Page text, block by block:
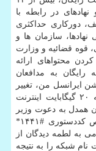
در رابطه با
دورکاری حداکثری
سازمان ها و
قضائیه و وزارت
محتواهای ارائه
رایگان به مدافعان
ایرانسل من، تغییر
اعلان های اطلاع رسان تماسهای شبکه، ارائه ۲۰ گیگابایت اینترنت
همدل به دعوت وزیر
محترم ارتباطات و فناوری اطلاعات و تخصیص کددستوری #۱۴۴۱*
به لطمه دیدگان از
شبکه را به نتیجه